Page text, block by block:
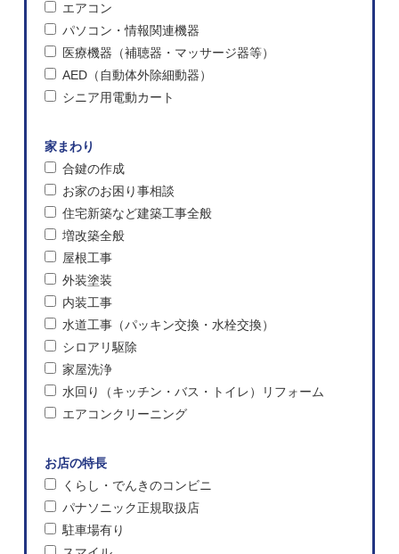
エアコン
パソコン・情報関連機器
医療機器（補聴器・マッサージ器等）
AED（自動体外除細動器）
シニア用電動カート
家まわり
合鍵の作成
お家のお困り事相談
住宅新築など建築工事全般
増改築全般
屋根工事
外装塗装
内装工事
水道工事（パッキン交換・水栓交換）
シロアリ駆除
家屋洗浄
水回り（キッチン・バス・トイレ）リフォーム
エアコンクリーニング
お店の特長
くらし・でんきのコンビニ
パナソニック正規取扱店
駐車場有り